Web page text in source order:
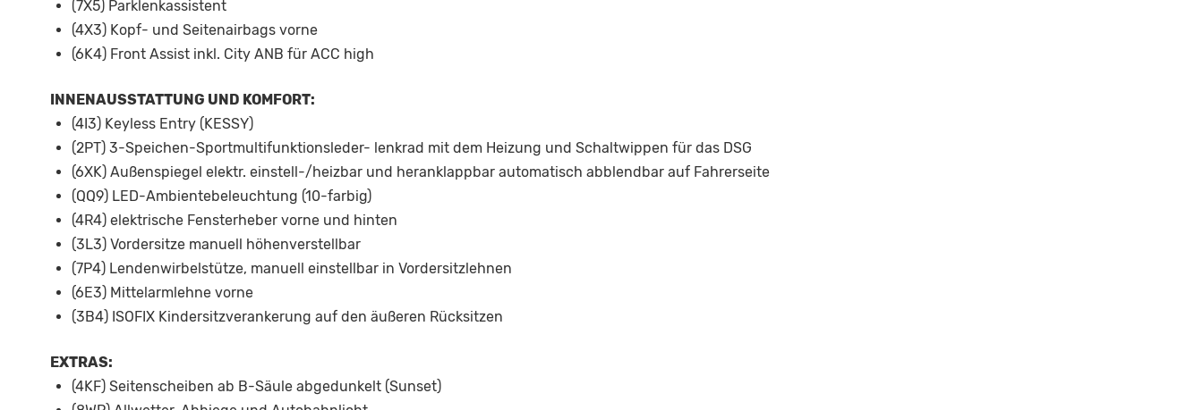
(7X5) Parklenkassistent
(4X3) Kopf- und Seitenairbags vorne
(6K4) Front Assist inkl. City ANB für ACC high
INNENAUSSTATTUNG UND KOMFORT:
(4I3) Keyless Entry (KESSY)
(2PT) 3-Speichen-Sportmultifunktionsleder- lenkrad mit dem Heizung und Schaltwippen für das DSG
(6XK) Außenspiegel elektr. einstell-/heizbar und heranklappbar automatisch abblendbar auf Fahrerseite
(QQ9) LED-Ambientebeleuchtung (10-farbig)
(4R4) elektrische Fensterheber vorne und hinten
(3L3) Vordersitze manuell höhenverstellbar
(7P4) Lendenwirbelstütze, manuell einstellbar in Vordersitzlehnen
(6E3) Mittelarmlehne vorne
(3B4) ISOFIX Kindersitzverankerung auf den äußeren Rücksitzen
EXTRAS:
(4KF) Seitenscheiben ab B-Säule abgedunkelt (Sunset)